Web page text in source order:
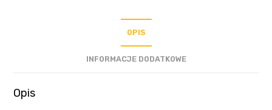
OPIS
INFORMACJE DODATKOWE
Opis